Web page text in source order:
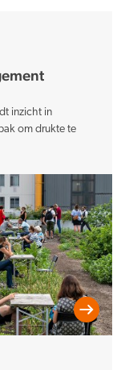
inzicht in
om drukte te